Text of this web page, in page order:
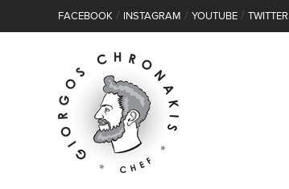
FACEBOOK / INSTAGRAM / YOUTUBE / TWITTER